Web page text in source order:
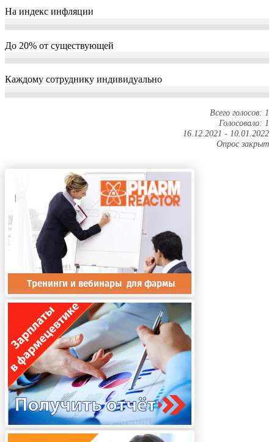
На индекс инфляции
До 20% от существующей
Каждому сотруднику индивидуально
Всего голосов: 1
Голосовало: 1
16.12.2021 - 10.01.2022
Опрос закрыт